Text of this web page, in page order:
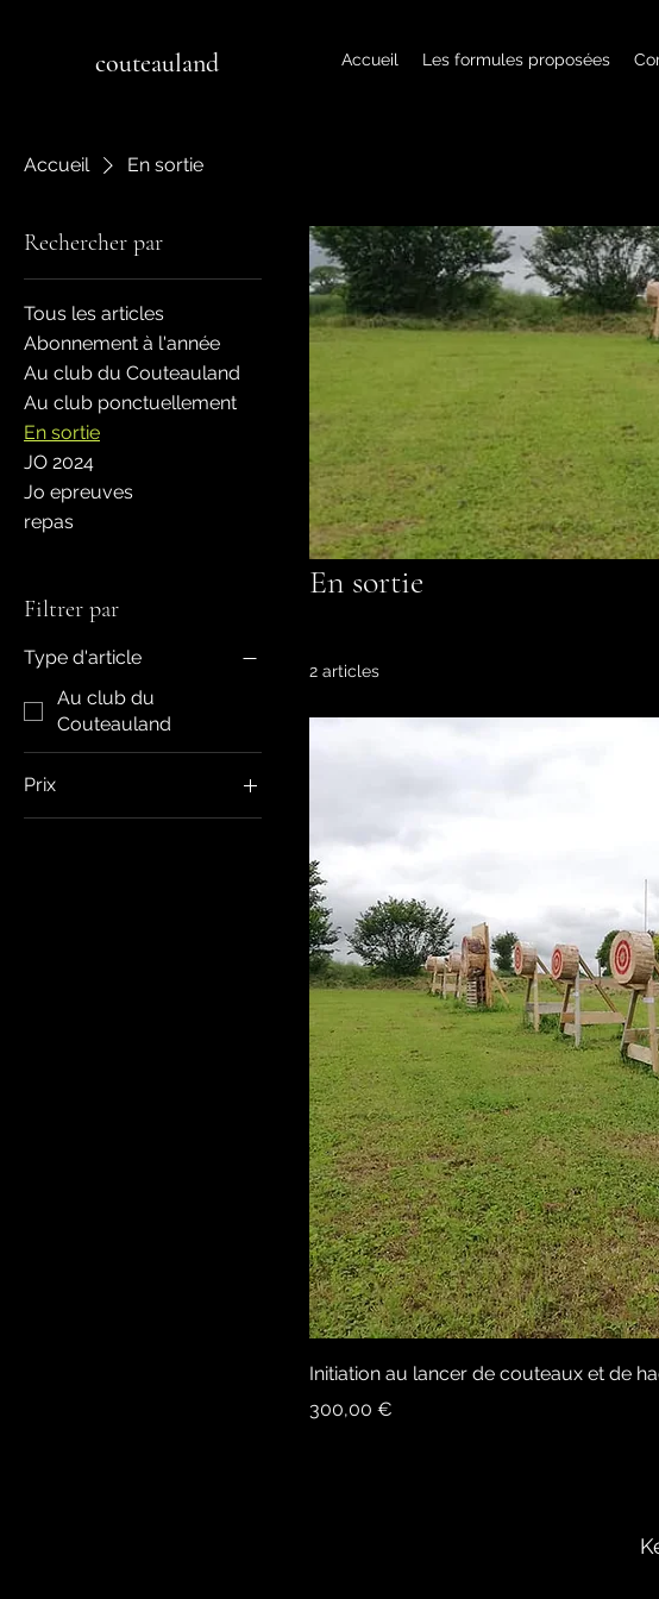
couteauland Accueil Les formules proposées
Accueil En sortie
Rechercher par
Tous les articles
Abonnement à l'année
Au club du Couteauland
Au club ponctuellement
En sortie
JO 2024
Jo epreuves
repas
Filtrer par
Type d'article
Au club du
Couteauland
Prix
En sortie
2 articles
Initiation au lancer de couteaux et de
Prix
300,00 €